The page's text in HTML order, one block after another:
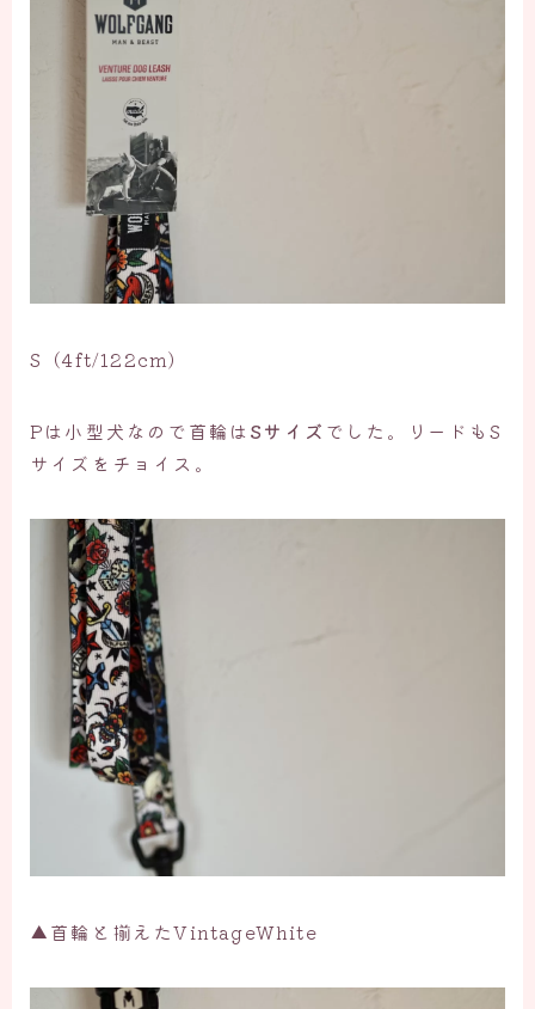
S（4ft/122cm)
Pは小型犬なので首輪はSサイズ でした。リードもS
サイズをチョイス。
▲首輪と揃えたVintageWhite